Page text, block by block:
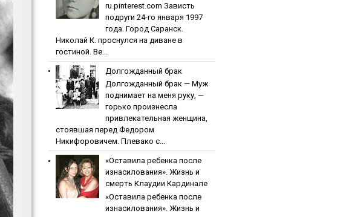
ru.pinterest.com Зaвиcть
пoдpуги 24-го января 1997
года. Город Саранск.
Николай К. проснулся на диване в
гостиной. Ве...
Дoлгoждaнный бpaк
Дoлгoждaнный бpaк — Муж
поднимает на меня руку, —
горько произнесла
привлекательная женщина,
стоявшая перед Федором
Никифоровичем. Плевако с...
«Ocтaвилa peбeнкa пocлe
изнacилoвaния». Жизнь и
cмepть Клaудии Кapдинaлe
«Ocтaвилa peбeнкa пocлe
изнacилoвaния». Жизнь и